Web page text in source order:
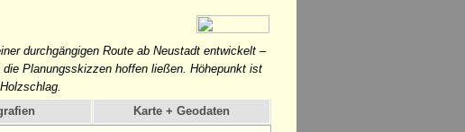
durchgängigen Route ab Neustadt entwickelt –
Planungsskizzen hoffen ließen. Höhepunkt ist
Karte + Geodaten